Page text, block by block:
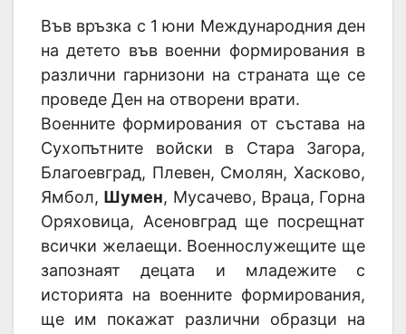
Във връзка с 1 юни Международния ден
на детето във военни формирования в
различни гарнизони на страната ще се
проведе Ден на отворени врати.
Военните формирования от състава на
Сухопътните войски в Стара Загора,
Благоевград, Плевен, Смолян, Хасково,
Ямбол, Шумен, Мусачево, Враца, Горна
Оряховица, Асеновград ще посрещнат
всички желаещи. Военнослужещите ще
запознаят децата и младежите с
историята на военните формирования,
ще им покажат различни образци на